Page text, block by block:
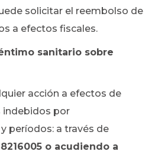
solicitar el reembolso de
a efectos fiscales.
sanitario sobre
acción a efectos de
indebidos por
períodos: a través de
o acudiendo a